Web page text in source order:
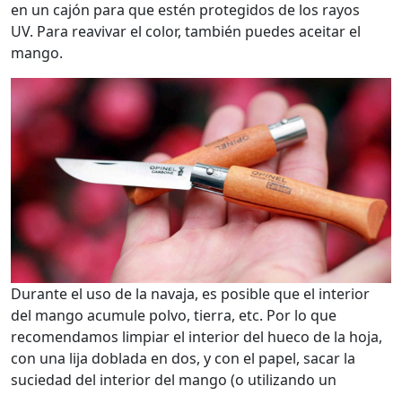
en un cajón para que estén protegidos de los rayos
UV. Para reavivar el color, también puedes aceitar el
mango.
Durante el uso de la navaja, es posible que el interior
del mango acumule polvo, tierra, etc. Por lo que
recomendamos limpiar el interior del hueco de la hoja,
con una lija doblada en dos, y con el papel, sacar la
suciedad del interior del mango (o utilizando un